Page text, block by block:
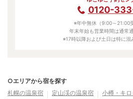
0120-
※年中無休（9:00～21:00
年末年始も営業時間は通常通
※17時以降および土日は特に混
○エリアから宿を探す
札幌の温泉宿
定山渓の温泉宿
小樽・キ